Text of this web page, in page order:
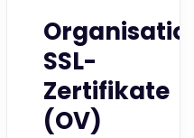
SSL-
Zertifikate
(OV)